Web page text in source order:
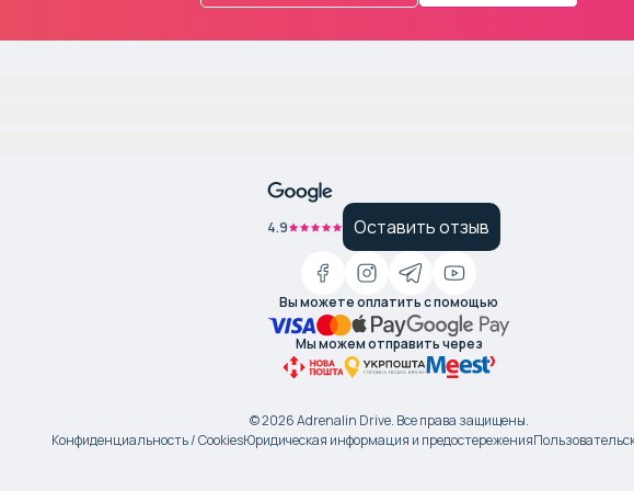
4.9 Оставить отзыв
Вы можете оплатить с помощью
Мы можем отправить через
©2026Adrenalin Drive. Все права защищены.
Конфиденциальность / CookiesЮридическая информация и предостережения